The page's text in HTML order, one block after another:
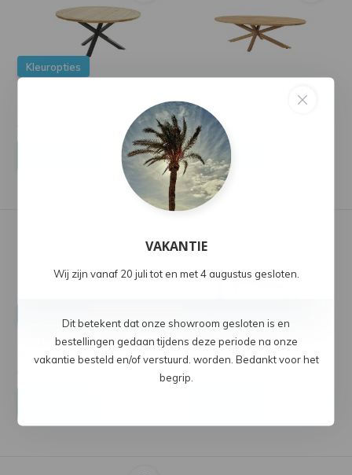
Kleuropties
1.458,-
4 Seasons Outdoor Prado
low dining tafel...
2.038,- 1.735,-
Bekijken
4SO June coffee table
80x35cm.
4SO Forza hoge koffietafel
VAKANTIE
Wij zijn vanaf 20 juli tot en met 4 augustus gesloten.
Dit betekent dat onze showroom gesloten is en
bestellingen gedaan tijdens deze periode na onze
vakantie besteld en/of verstuurd. worden. Bedankt voor het
begrip.